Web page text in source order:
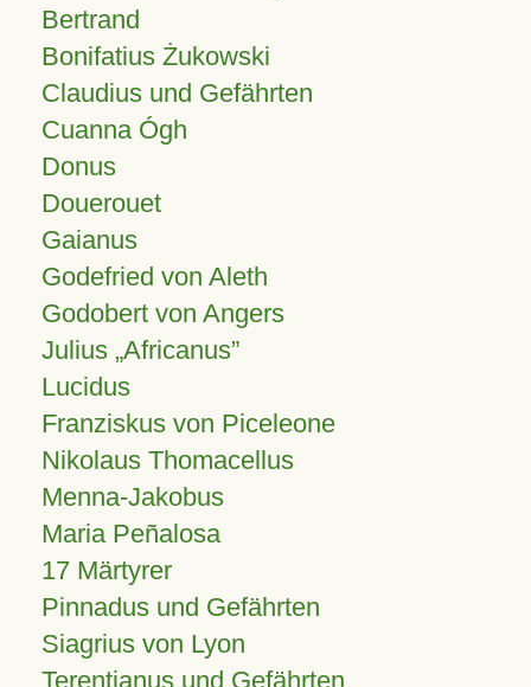
Bertrand
Bonifatius Żukowski
Claudius und Gefährten
Cuanna Ógh
Donus
Douerouet
Gaianus
Godefried von Aleth
Godobert von Angers
Julius Africanus
Lucidus
Franziskus von Piceleone
Nikolaus Thomacellus
Menna-Jakobus
Maria Peñalosa
17 Märtyrer
Pinnadus und Gefährten
Siagrius von Lyon
Terentianus und Gefährten